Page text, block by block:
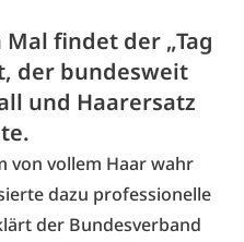
findet der „Tag
der bundesweit
und Haarersatz
von vollem Haar wahr
dazu professionelle
der Bundesverband